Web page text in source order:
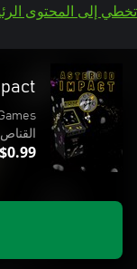
تخطي إلى المحتوى
القناص